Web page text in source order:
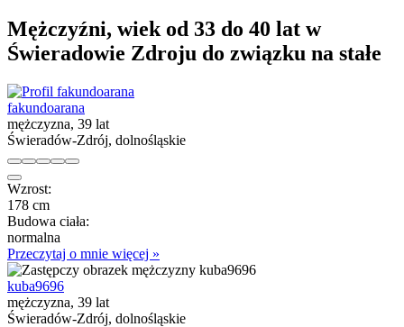
Mężczyźni, wiek od 33 do 40 lat w
Świeradowie Zdroju do związku na stałe
fakundoarana
mężczyzna, 39 lat
Świeradów-Zdrój, dolnośląskie
Wzrost:
178 cm
Budowa ciała:
normalna
Przeczytaj o mnie więcej »
kuba9696
mężczyzna, 39 lat
Świeradów-Zdrój, dolnośląskie